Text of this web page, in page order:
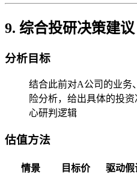
9. 综合投研决策建议
分析目标
结合此前对A公司的业务
险分析，给出具体的投
心研判逻辑
估值方法
情景 目标价 驱动假